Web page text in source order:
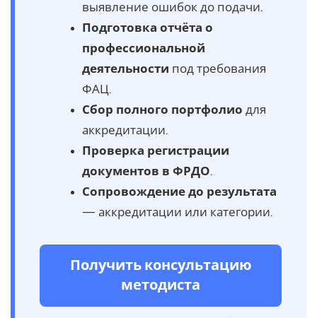
выявление ошибок до подачи.
Подготовка отчёта о
профессиональной
деятельности под требования
ФАЦ.
Сбор полного портфолио для
аккредитации.
Проверка регистрации
документов в ФРДО.
Сопровождение до результата
— аккредитации или категории.
Получить консультацию
методиста